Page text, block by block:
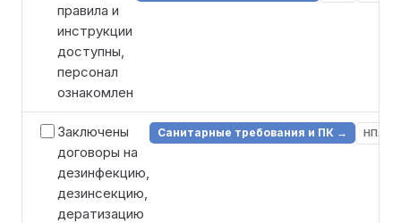
правила и
инструкции
доступны,
персонал
ознакомлен
Заключены
договоры на
дезинфекцию,
дезинсекцию,
дератизацию
Санитарные требования и ПК → НПА